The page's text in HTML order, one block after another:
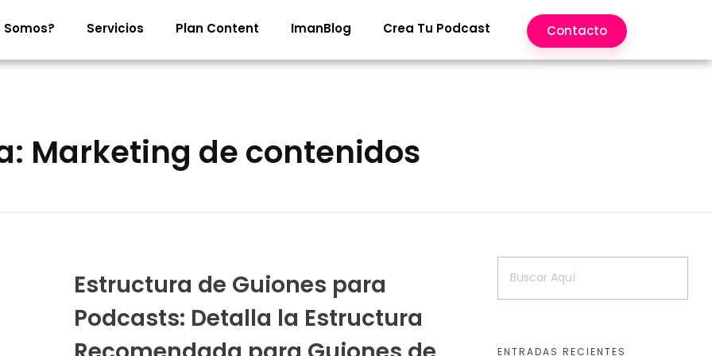
Somos? Servicios Plan Content ImanBlog Crea Tu Podcast Contacto
Marketing de contenidos
Estructura de Guiones para
Podcasts: Detalla la Estructura
ENTRADAS RECIENTES